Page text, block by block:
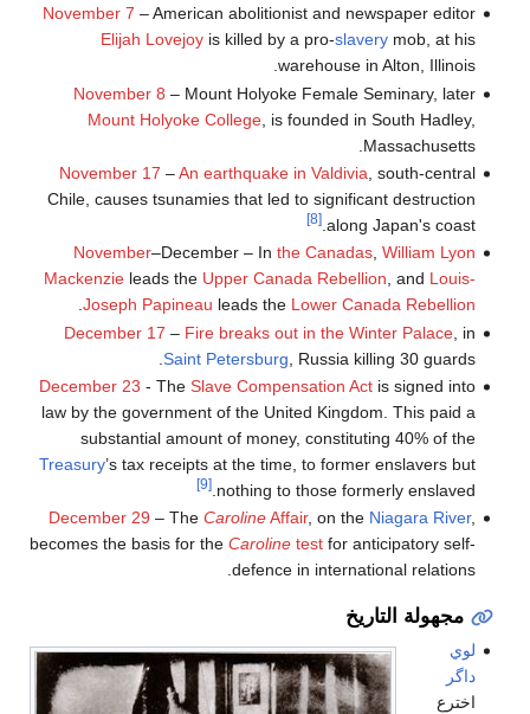
November 7 – American abolitionist and newspaper editor
Elijah Lovejoyis killed by a pro-slaverymob, at his
warehouse in Alton, Illinois.
November 8 – Mount Holyoke Female Seminary, later
Mount Holyoke College, is founded in South Hadley,
Massachusetts.
November 17 –An earthquake in Valdivia , south-central
Chile, causes tsunamies that led to significant destruction
along Japan's coast.
[8]
November–December – In the Canadas, William Lyon
Mackenzieleads the Upper Canada Rebellion, and Louis-
Joseph Papineau leads the Lower Canada Rebellion
.
December 17 – Fire breaks out in the Winter Palace, in
Saint Petersburg , Russia killing 30 guards.
December 23 - The Slave Compensation Actis signed into
law by the government of the United Kingdom. This paid a
substantial amount of money, constituting 40% of the
Treasury’s tax receipts at the time, to former enslavers but
nothing to those formerly enslaved.
[9]
December 29 – The CarolineAffair, on the Niagara River,
becomes the basis for the Carolinetestfor anticipatory self-
defence in international relations.
مجهولة التاريخ
لوي
داگر
اخترع